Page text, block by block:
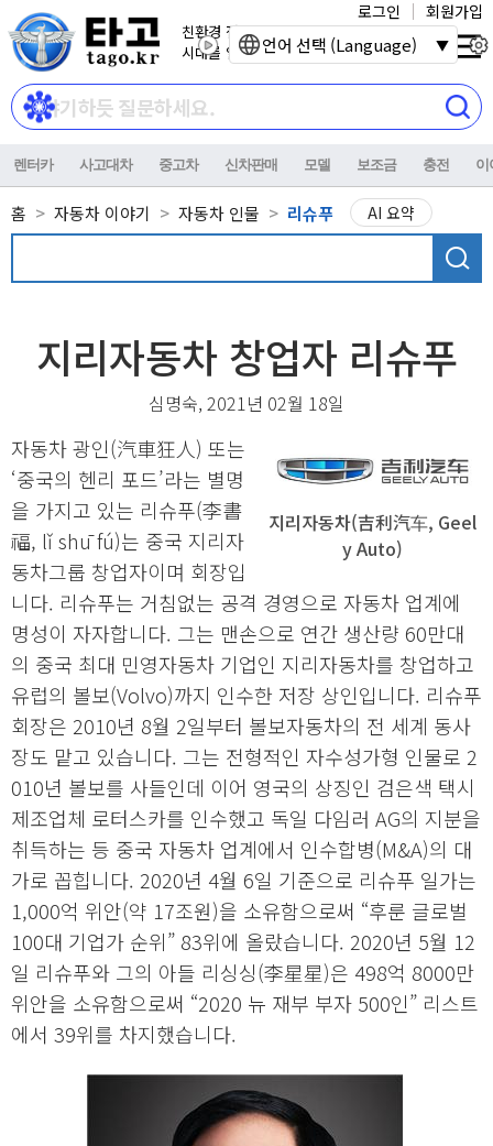
친환경 전기자동차
시대를 열어갑니다.
로그인 회원가입
렌터카 사고대차 중고차 신차판매 모델 보조금 충전 이
홈 자동차 이야기 자동차 인물 리슈푸 AI 요약
지리자동차 창업자 리슈푸
심명숙, 2021년 02월 18일
지리자동차(吉利汽车, Geel
y Auto)
자동차 광인(汽車狂人) 또는
‘중국의 헨리 포드’라는 별명
을 가지고 있는 리슈푸(李書
福, lǐ shū fú)는 중국 지리자
동차그룹 창업자이며 회장입
니다. 리슈푸는 거침없는 공격 경영으로 자동차 업계에
명성이 자자합니다. 그는 맨손으로 연간 생산량 60만대
의 중국 최대 민영자동차 기업인 지리자동차를 창업하고
유럽의 볼보(Volvo)까지 인수한 저장 상인입니다. 리슈푸
회장은 2010년 8월 2일부터 볼보자동차의 전 세계 동사
장도 맡고 있습니다. 그는 전형적인 자수성가형 인물로 2
010년 볼보를 사들인데 이어 영국의 상징인 검은색 택시
제조업체 로터스카를 인수했고 독일 다임러 AG의 지분을
취득하는 등 중국 자동차 업계에서 인수합병(M&A)의 대
가로 꼽힙니다. 2020년 4월 6일 기준으로 리슈푸 일가는
1,000억 위안(약 17조원)을 소유함으로써 “후룬 글로벌
100대 기업가 순위” 83위에 올랐습니다. 2020년 5월 12
일 리슈푸와 그의 아들 리싱싱(李星星)은 498억 8000만
위안을 소유함으로써 “2020 뉴 재부 부자 500인” 리스트
에서 39위를 차지했습니다.
언어 선택 (Language)